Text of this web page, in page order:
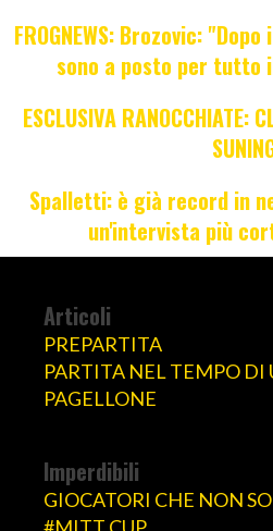
FROGNEWS: Brozovic:
sono a posto per tutto
ESCLUSIVA RANOCCHIATE:
Spalletti: è già record in
un'intervista più
Articoli
PREPARTITA
PARTITA NEL TEMPO DI
PAGELLONE
Imperdibili
GIOCATORI CHE NON